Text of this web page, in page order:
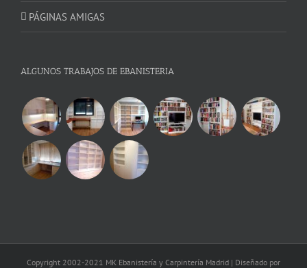
PÁGINAS AMIGAS
ALGUNOS TRABAJOS DE EBANISTERIA
Copyright 2002-2021 MK Ebanistería y Carpintería Madrid | Diseñado por